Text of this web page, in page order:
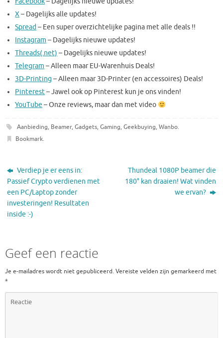
X– Dagelijks alle updates!
Spread – Een super overzichtelijke pagina met alle deals !!
Instagram – Dagelijks nieuwe updates!
Threads(.net) – Dagelijks nieuwe updates!
Telegram – Alleen maar EU-Warenhuis Deals!
3D-Printing – Alleen maar 3D-Printer (en accessoires) Deals!
Pinterest– Jawel ook op Pinterest kun je ons vinden!
YouTube – Onze reviews, maar dan met video
Aanbieding, Beamer, Gadgets, Gaming, Geekbuying, Wanbo.
Bookmark.
Verdiep je er eens in:
Passief Crypto verdienen met
een PC/Laptop zonder
investeringen! Resultaten
inside :-)
Thundeal 1080P beamer die
180° kan draaien! Wat vinden
we ervan?
Geef een reactie
Je e-mailadres wordt niet gepubliceerd. Vereiste velden zijn gemarkeerd met
*